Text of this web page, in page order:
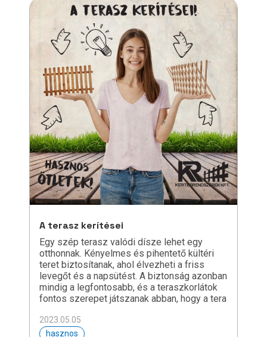
A terasz kerítései
Egy szép terasz valódi dísze lehet egy
otthonnak. Kényelmes és pihentető kültéri
teret biztosítanak, ahol élvezheti a friss
levegőt és a napsütést. A biztonság azonban
mindig a legfontosabb, és a teraszkorlátok
fontos szerepet játszanak abban, hogy a tera
2023.05.05
hasznos